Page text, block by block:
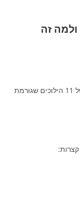
זה
אין מעביר קדמי, אין מעביר אחורי, אין קסטה של 11 הילוכים שגורמת